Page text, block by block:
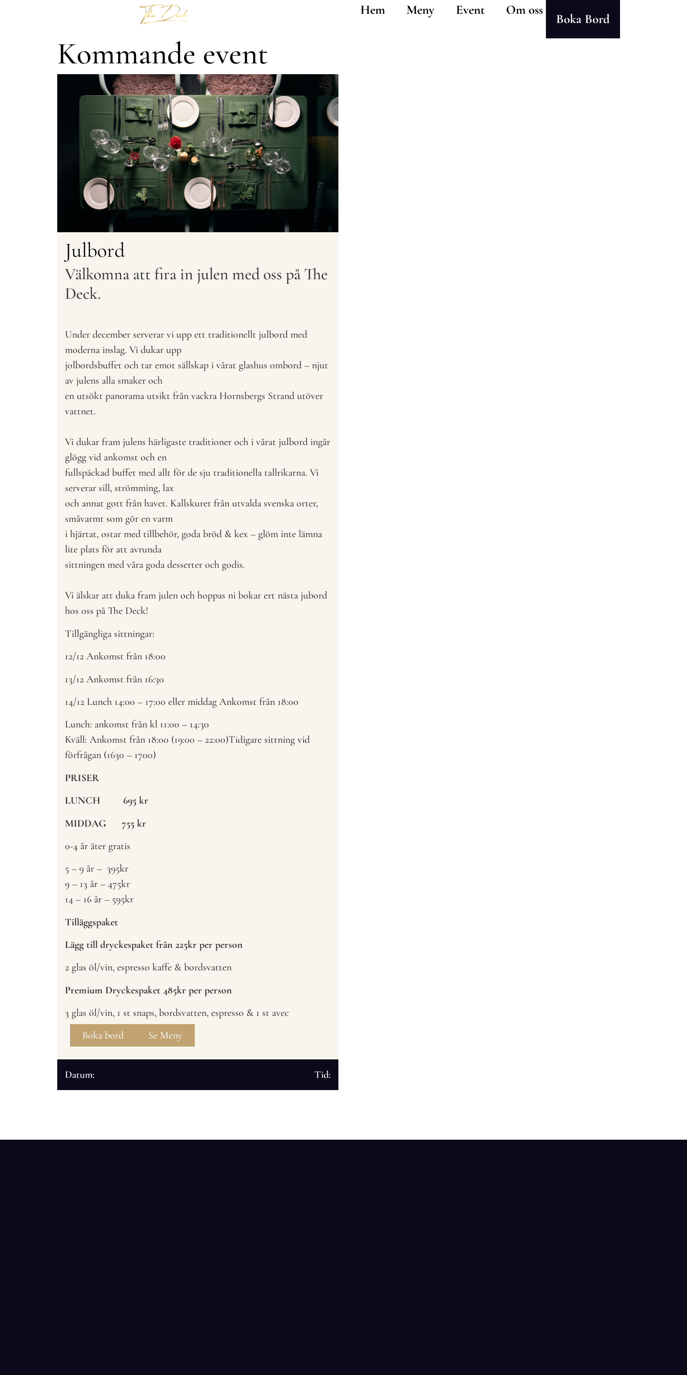
Hem Meny Event Om oss
Boka Bord
Kommande event
Julbord
Välkomna att fira in julen med oss på The
Deck.
Under december serverar vi upp ett traditionellt julbord med
moderna inslag. Vi dukar upp
jolbordsbuffet och tar emot sällskap i vårat glashus ombord – njut
av julens alla smaker och
en utsökt panorama utsikt från vackra Hornsbergs Strand utöver
vattnet.
Vi dukar fram julens härligaste traditioner och i vårat julbord ingår
glögg vid ankomst och en
fullspäckad buffet med allt för de sju traditionella tallrikarna. Vi
serverar sill, strömming, lax
och annat gott från havet. Kallskuret från utvalda svenska orter,
småvarmt som gör en varm
i hjärtat, ostar med tillbehör, goda bröd & kex – glöm inte lämna
lite plats för att avrunda
sittningen med våra goda desserter och godis.
Vi älskar att duka fram julen och hoppas ni bokar ert nästa jubord
hos oss på The Deck!
Tillgängliga sittningar:
12/12 Ankomst från 18:00
13/12 Ankomst från 16:30
14/12 Lunch 14:00 – 17:00 eller middag Ankomst från 18:00
Lunch: ankomst från kl 11:00 – 14:30
Kväll: Ankomst från 18:00 (19:00 – 22:00)Tidigare sittning vid
förfrågan (1630 – 1700)
PRISER
LUNCH 695 kr
MIDDAG 755 kr
0-4 år äter gratis
5 – 9 år – 395kr
9 – 13 år – 475kr
14 – 16 år – 595kr
Tilläggspaket
Lägg till dryckespaket från 225kr per person
2 glas öl/vin, espresso kaffe & bordsvatten
Premium Dryckespaket 485kr per person
3 glas öl/vin, 1 st snaps, bordsvatten, espresso & 1 st avec
Boka bord
Se Meny
Datum: Tid: